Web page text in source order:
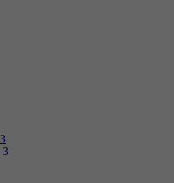
3
3